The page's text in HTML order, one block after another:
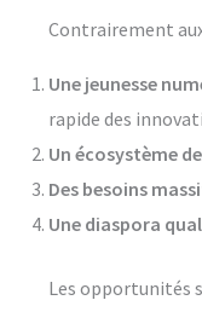
Contrairement
Une jeunesse
rapide des
Un écosystème
Des besoins
Une diaspora
Les opportunités